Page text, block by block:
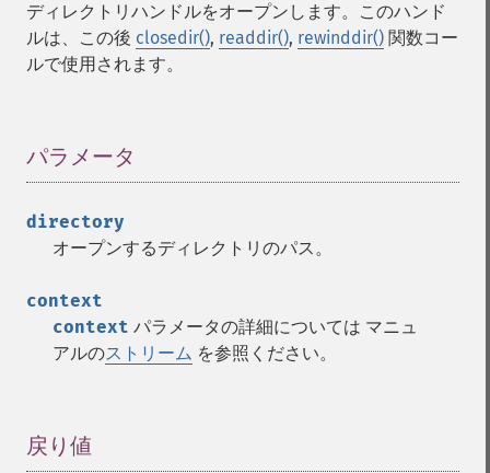
ディレクトリハンドルをオープンします。このハンド
ルは、この後 closedir(), readdir(), rewinddir() 関数コー
ルで使用されます。
パラメータ
directory
オープンするディレクトリのパス。
context
context パラメータの詳細については マニュ
アルのストリーム を参照ください。
戻り値